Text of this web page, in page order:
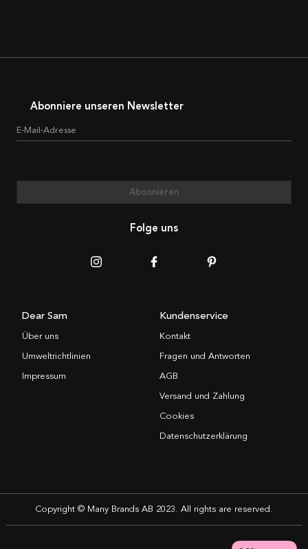
Abonniere unseren Newsletter
E-Mail-Adresse
Abonnieren
Folge uns
Dear Sam
Über uns
Umweltrichtlinien
Impressum
Kundenservice
Kontakt
Fragen und Antworten
AGB
Versand und Zahlung
Cookies
Datenschutzerklärung
Copyright © Many Brands AB 2023. All rights are reserved.